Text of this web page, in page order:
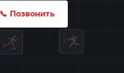
📞 Позвонить